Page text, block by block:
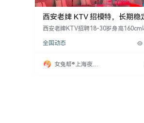
西安老牌 KTV 招模特，长期稳
钱​
西安老牌KTV招聘18-30岁身高160cm
定，多为高层次客户，无需担心没活儿
结，1600-2800元，额外活动有提成，
观。提供包机票、食宿等福利。
全国动态
女兔帮®上海夜场